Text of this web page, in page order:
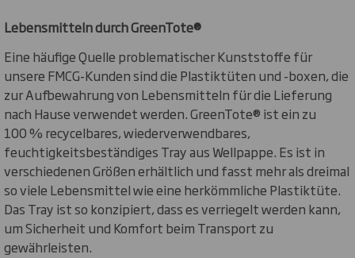
Lebensmitteln durch GreenTote®
Eine häufige Quelle problematischer Kunststoffe für
unsere FMCG-Kunden sind die Plastiktüten und -boxen, die
zur Aufbewahrung von Lebensmitteln für die Lieferung
nach Hause verwendet werden. GreenTote® ist ein zu
100 % recycelbares, wiederverwendbares,
feuchtigkeitsbeständiges Tray aus Wellpappe. Es ist in
verschiedenen Größen erhältlich und fasst mehr als dreimal
so viele Lebensmittel wie eine herkömmliche Plastiktüte.
Das Tray ist so konzipiert, dass es verriegelt werden kann,
um Sicherheit und Komfort beim Transport zu
gewährleisten.